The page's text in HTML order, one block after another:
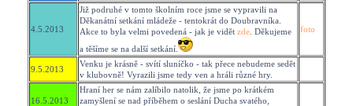
4.5.2013
Již podruhé v tomto školním roce jsme se vypravili na
Děkanátní setkání mládeže - tentokrát do Doubravníka.
Akce to byla velmi povedená - jak je vidět zde . Děkujeme
a těšíme se na další setkání.
foto
9.5.2013
Venku je krásně - svítí sluníčko - tak přece nebudeme sedět
v klubovně! Vyrazili jsme tedy ven a hráli různé hry.
16.5.2013
Hraní her se nám zalíbilo natolik, že jsme po krátkém
zamyšlení se nad příběhem o seslání Ducha svatého,